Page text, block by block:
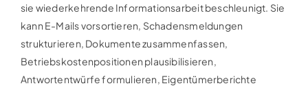
sie wiederkehrende Informationsarbeit beschleunigt. Sie
kann E-Mails vorsortieren, Schadensmeldungen
strukturieren, Dokumente zusammenfassen,
Betriebskostenpositionen plausibilisieren,
Antwortentwürfe formulieren, Eigentümerberichte